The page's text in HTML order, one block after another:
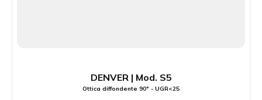
DENVER | Mod. S5
Ottica diffondente 90° - UGR<25